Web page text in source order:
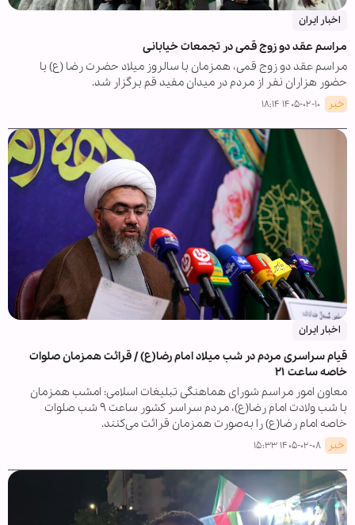
اخبار ایران
مراسم عقد دو زوج قمی در تجمعات خیابانی
مراسم عقد دو زوج قمی، همزمان با سالروز میلاد حضرت رضا (ع) با
حضور هزاران نفر از مردم در میدان مفید قم برگزار شد.
خبر ۱۴۰۵-۰۲-۱۰ ۱۸:۱۴
اخبار ایران
قیام سراسری مردم در شب میلاد امام رضا(ع) / قرائت همزمان صلوات
خاصه ساعت ۲۱
معاون امور مراسم شورای هماهنگی تبلیغات اسلامی: امشب همزمان
با شب ولادت امام رضا(ع)، مردم سراسر کشور ساعت ۹ شب صلوات
خاصه امام رضا(ع) را به‌صورت همزمان قرائت می‌کنند.
خبر ۱۴۰۵-۰۲-۰۸ ۱۵:۳۳